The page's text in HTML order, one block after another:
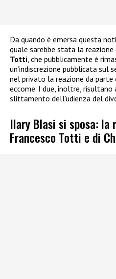
Da quando è emersa questa
quale sarebbe stata la reazione
Totti, che pubblicamente è
un’indiscrezione pubblicata sul
nel privato la reazione da
eccome. I due, inoltre,
slittamento dell’udienza del
Ilary Blasi si sposa: la
Francesco Totti e di